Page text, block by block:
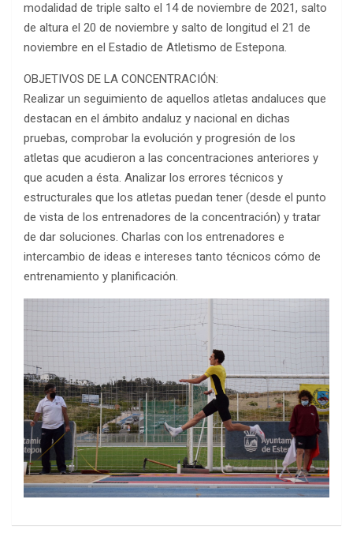
modalidad de triple salto el 14 de noviembre de 2021, salto
de altura el 20 de noviembre y salto de longitud el 21 de
noviembre en el Estadio de Atletismo de Estepona.
OBJETIVOS DE LA CONCENTRACIÓN:
Realizar un seguimiento de aquellos atletas andaluces que
destacan en el ámbito andaluz y nacional en dichas
pruebas, comprobar la evolución y progresión de los
atletas que acudieron a las concentraciones anteriores y
que acuden a ésta. Analizar los errores técnicos y
estructurales que los atletas puedan tener (desde el punto
de vista de los entrenadores de la concentración) y tratar
de dar soluciones. Charlas con los entrenadores e
intercambio de ideas e intereses tanto técnicos cómo de
entrenamiento y planificación.